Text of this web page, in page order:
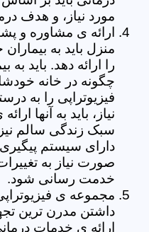
مورد نیاز، و هدف
ارائه ی مشاوره و
منزل باید به
را ارائه دهد. باید
چگونه در خانه
فیزیوتراپی را به
نیاز، باید به آنها
سبک زندگی سالم نیز
دارای سیستم پیگیری
صورت نیاز به
خدمت رسانی شود.
مجموعه ی
داشتن مدرن ترین
ارائه ی خدمات